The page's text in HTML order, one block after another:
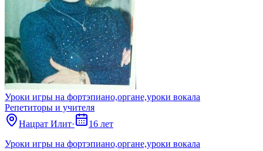
Уроки игры на фортэпиано,органе,уроки вокала
Репетиторы и учителя
Нацрат Илит·
16 лет
Уроки игры на фортэпиано,органе,уроки вокала